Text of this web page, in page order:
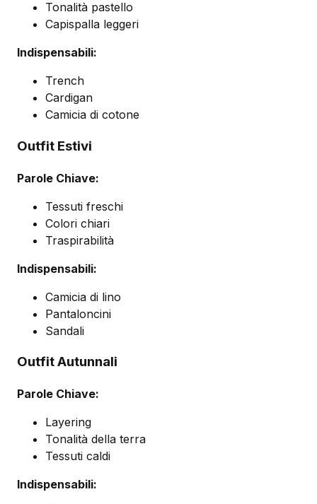
Tonalità pastello
Capispalla leggeri
Indispensabili:
Trench
Cardigan
Camicia di cotone
Outfit Estivi
Parole Chiave:
Tessuti freschi
Colori chiari
Traspirabilità
Indispensabili:
Camicia di lino
Pantaloncini
Sandali
Outfit Autunnali
Parole Chiave:
Layering
Tonalità della terra
Tessuti caldi
Indispensabili: